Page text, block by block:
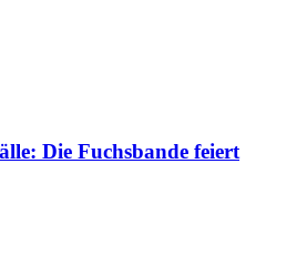
Die Fuchsbande feiert